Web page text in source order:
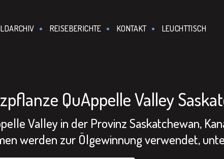
REISEBERICHTE KONTAKT LEUCHTTISCH
QuAppelle Valley
Valley in der Provinz Saskatchewan,
werden zur Ölgewinnung verwendet,